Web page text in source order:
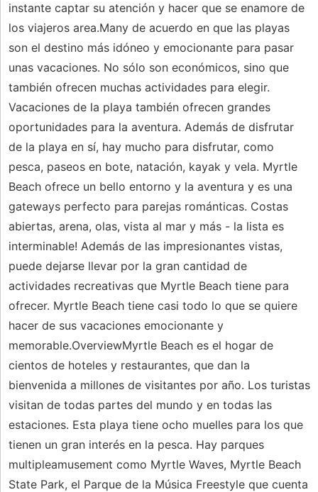
instante captar su atención y hacer que se enamore de
los viajeros area.Many de acuerdo en que las playas
son el destino más idóneo y emocionante para pasar
unas vacaciones. No sólo son económicos, sino que
también ofrecen muchas actividades para elegir.
Vacaciones de la playa también ofrecen grandes
oportunidades para la aventura. Además de disfrutar
de la playa en sí, hay mucho para disfrutar, como
pesca, paseos en bote, natación, kayak y vela. Myrtle
Beach ofrece un bello entorno y la aventura y es una
gateways perfecto para parejas románticas. Costas
abiertas, arena, olas, vista al mar y más - la lista es
interminable! Además de las impresionantes vistas,
puede dejarse llevar por la gran cantidad de
actividades recreativas que Myrtle Beach tiene para
ofrecer. Myrtle Beach tiene casi todo lo que se quiere
hacer de sus vacaciones emocionante y
memorable.OverviewMyrtle Beach es el hogar de
cientos de hoteles y restaurantes, que dan la
bienvenida a millones de visitantes por año. Los turistas
visitan de todas partes del mundo y en todas las
estaciones. Esta playa tiene ocho muelles para los que
tienen un gran interés en la pesca. Hay parques
multipleamusement como Myrtle Waves, Myrtle Beach
State Park, el Parque de la Música Freestyle que cuenta